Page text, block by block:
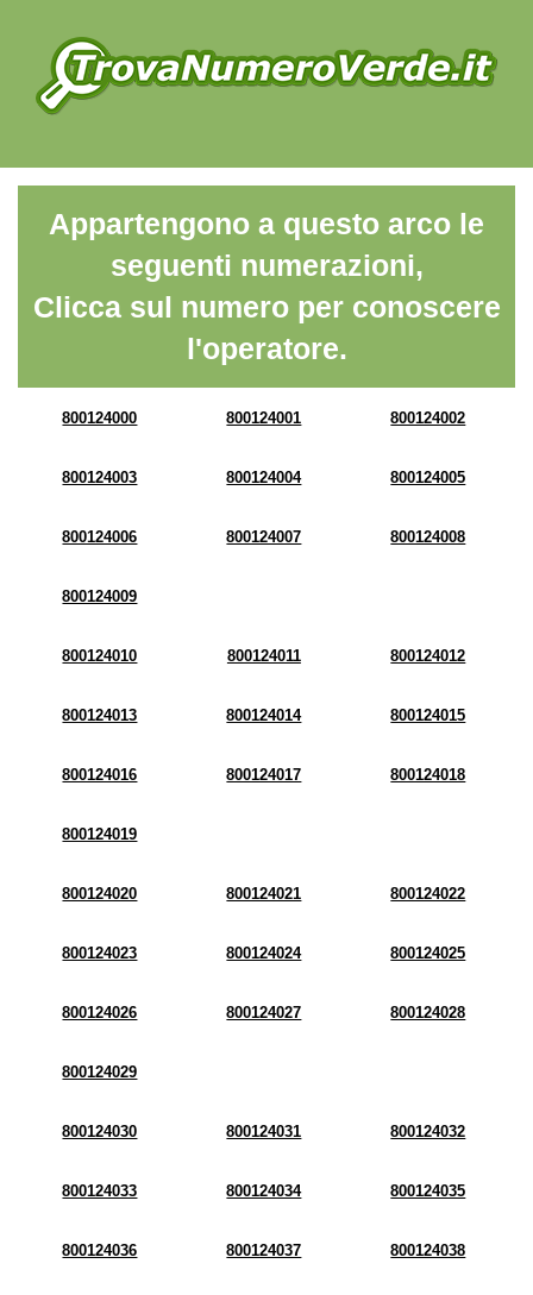
Appartengono a questo arco le
seguenti numerazioni,
Clicca sul numero per conoscere
l'operatore.
800124000 800124001 800124002
800124003 800124004 800124005
800124006 800124007 800124008
800124009
800124010 800124011 800124012
800124013 800124014 800124015
800124016 800124017 800124018
800124019
800124020 800124021 800124022
800124023 800124024 800124025
800124026 800124027 800124028
800124029
800124030 800124031 800124032
800124033 800124034 800124035
800124036 800124037 800124038